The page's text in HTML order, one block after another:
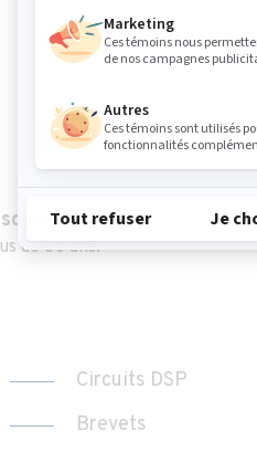
de 30 ans.
Circuits DSP
Brevets